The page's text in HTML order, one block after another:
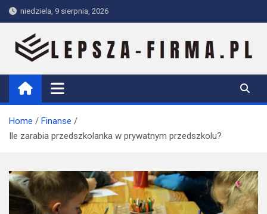
Skip
to
content
niedziela, 9 sierpnia, 2026
Lepsza-firma.pl
Home
Finanse
Ile zarabia przedszkolanka w prywatnym przedszkolu?